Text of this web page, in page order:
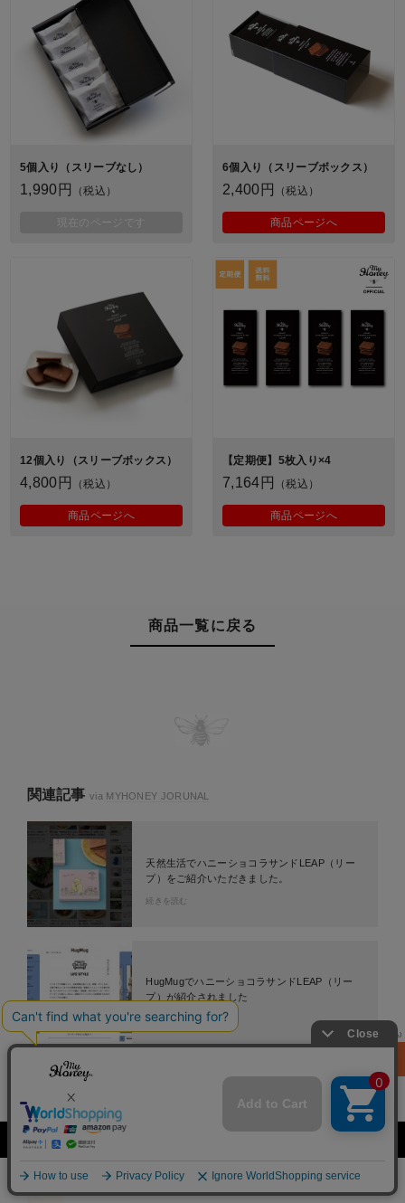
ピックアップアイテム！
メニュー 商品一覧 HOME ランキング
8.7(金)更新
カート
5個入り（スリーブなし）
1,990円 （税込）
現在のページです
6個入り（スリーブボックス）
2,400円 （税込）
商品ページへ
12個入り（スリーブボックス）
4,800円 （税込）
商品ページへ
【定期便】5枚入り×4
7,164円 （税込）
商品ページへ
商品一覧に戻る
関連記事via MYHONEY JORUNAL
天然生活でハニーショコラサンドLEAP（リー
プ）をご紹介いただきました。
続きを読む
HugMugでハニーショコラサンドLEAP（リー
プ）が紹介されました
続きを読む
『kiitos.』vol.29に掲載されました
¥ 2,100 (税込)